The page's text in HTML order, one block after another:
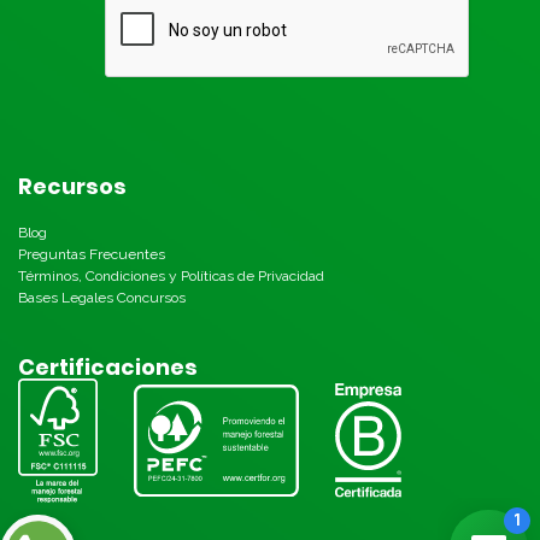
Recursos
Blog
Preguntas Frecuentes
Términos, Condiciones y Políticas de Privacidad
Bases Legales Concursos
Certificaciones